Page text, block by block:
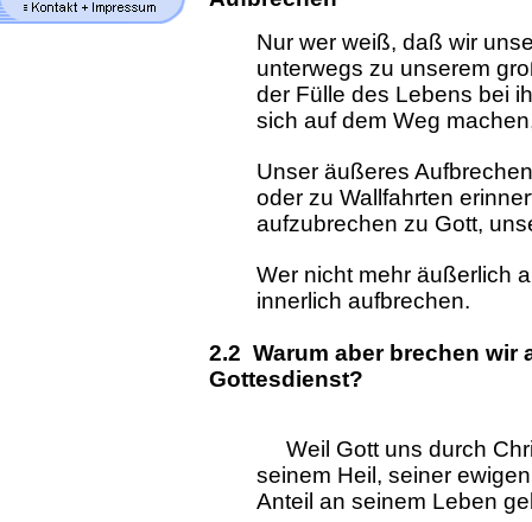
Nur wer weiß, daß wir
unterwegs zu unserem
der Fülle des Lebens bei
sich auf dem Weg
Unser äußeres
oder zu Wallfahrten
aufzubrechen zu Gott,
Wer nicht mehr äußerlich
innerlich aufbrechen.
2.2 Warum aber brechen wir
Gottesdienst?
Weil Gott uns durch
seinem Heil, seiner
Anteil an seinem Leben